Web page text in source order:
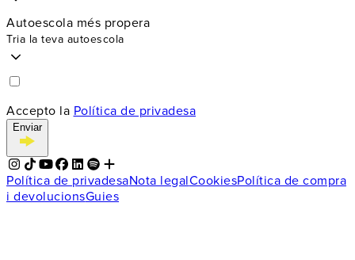
Autoescola més propera
Tria la teva autoescola
Accepto la Política de privadesa
Enviar
Política de privadesaNota legalCookiesPolítica de compra
i devolucionsGuies